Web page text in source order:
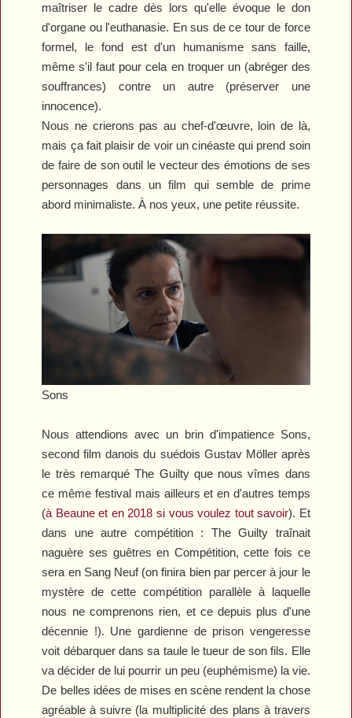
maîtriser le cadre dès lors qu'elle évoque le don
d'organe ou l'euthanasie. En sus de ce tour de force
formel, le fond est d'un humanisme sans faille,
même s'il faut pour cela en troquer un (abréger des
souffrances) contre un autre (préserver une
innocence).
Nous ne crierons pas au chef-d'œuvre, loin de là,
mais ça fait plaisir de voir un cinéaste qui prend soin
de faire de son outil le vecteur des émotions de ses
personnages dans un film qui semble de prime
abord minimaliste. À nos yeux, une petite réussite.
Sons
Nous attendions avec un brin d'impatience Sons,
second film danois du suédois Gustav Möller après
le très remarquéThe Guiltyque nous vîmes dans
ce même festival mais ailleurs et en d'autres temps
(à Beaune et en 2018 si vous voulez tout savoir). Et
dans une autre compétition : The Guilty traînait
naguère ses guêtres en Compétition, cette fois ce
sera en Sang Neuf (on finira bien par percer à jour le
mystère de cette compétition parallèle à laquelle
nous ne comprenons rien, et ce depuis plus d'une
décennie !). Une gardienne de prison vengeresse
voit débarquer dans sa taule le tueur de son fils. Elle
va décider de lui pourrir un peu (euphémisme) la vie.
De belles idées de mises en scène rendent la chose
agréable à suivre (la multiplicité des plans à travers